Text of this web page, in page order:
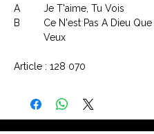
A
Je T'aime, Tu Vois
B
Ce N'est Pas A Dieu
Veux
Article : 128 070